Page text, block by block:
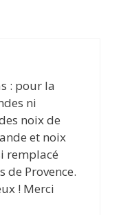
: pour la
ni
noix de
et noix
remplacé
de Provence.
! Merci